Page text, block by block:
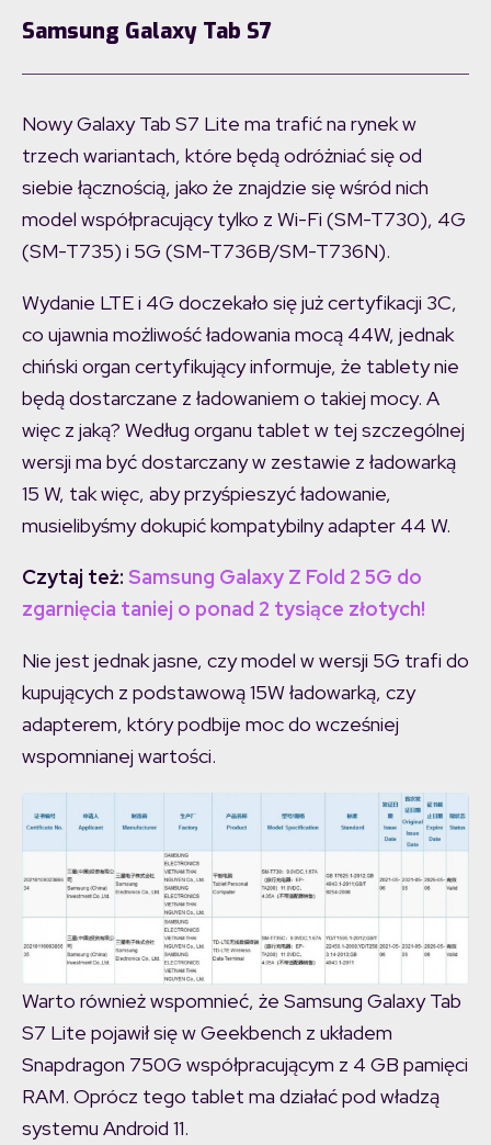
Samsung Galaxy Tab S7
Nowy Galaxy Tab S7 Lite ma trafić na rynek w
trzech wariantach, które będą odróżniać się od
siebie łącznością, jako że znajdzie się wśród nich
model współpracujący tylko z Wi-Fi (SM-T730), 4G
(SM-T735) i 5G (SM-T736B/SM-T736N).
Wydanie LTE i 4G doczekało się już certyfikacji 3C,
co ujawnia możliwość ładowania mocą 44W, jednak
chiński organ certyfikujący informuje, że tablety nie
będą dostarczane z ładowaniem o takiej mocy. A
więc z jaką? Według organu tablet w tej szczególnej
wersji ma być dostarczany w zestawie z ładowarką
15 W, tak więc, aby przyśpieszyć ładowanie,
musielibyśmy dokupić kompatybilny adapter 44 W.
Czytaj też: Samsung Galaxy Z Fold 2 5G do
zgarnięcia taniej o ponad 2 tysiące złotych!
Nie jest jednak jasne, czy model w wersji 5G trafi do
kupujących z podstawową 15W ładowarką, czy
adapterem, który podbije moc do wcześniej
wspomnianej wartości.
Warto również wspomnieć, że Samsung Galaxy Tab
S7 Lite pojawił się w Geekbench z układem
Snapdragon 750G współpracującym z 4 GB pamięci
RAM. Oprócz tego tablet ma działać pod władzą
systemu Android 11.